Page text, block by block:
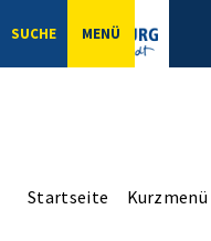
SUCHE MENÜ
Startseite Kurzmenü